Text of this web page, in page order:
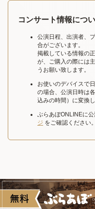
コンサート情報につ
公演日程、出演者、
合がございます。
掲載している情報の
が、ご購入の際には
うお願い致します。
お使いのデバイスで
の場合、公演日時は
込みの時間）に変換
ぶらあぼONLINEに公
ジ をご確認ください。